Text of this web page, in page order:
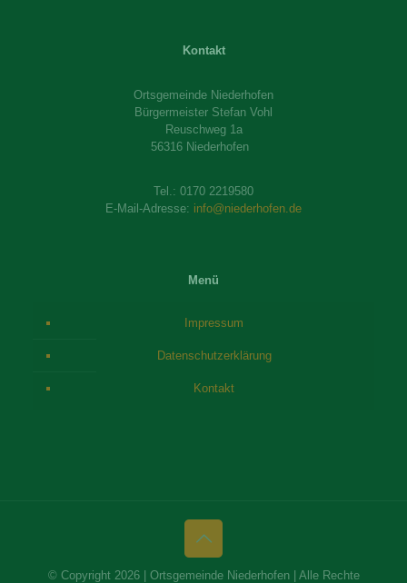
Kontakt
Ortsgemeinde Niederhofen
Bürgermeister Stefan Vohl
Reuschweg 1a
56316 Niederhofen
Tel.: 0170 2219580
E-Mail-Adresse: info@niederhofen.de
Menü
Impressum
Datenschutzerklärung
Kontakt
© Copyright 2026 | Ortsgemeinde Niederhofen | Alle Rechte